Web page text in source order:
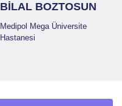
BİLAL BOZTOSUN
Medipol Mega Üniversite
Hastanesi